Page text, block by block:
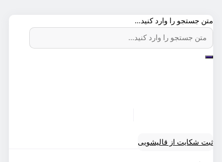
متن جستجو را وارد کنید...
ثبت شکایت از قالیشویی